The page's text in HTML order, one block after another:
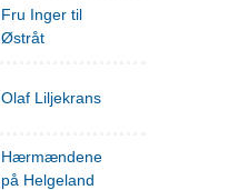
Fru Inger til
Østråt
Olaf Liljekrans
Hærmændene
på Helgeland